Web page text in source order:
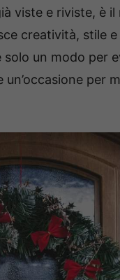
viste e riviste, è
creatività, stile
solo un modo per
per